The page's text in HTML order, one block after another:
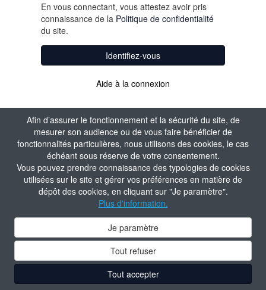
Afin d’assurer le fonctionnement et la sécurité du site, de
mesurer son audience ou de vous faire bénéficier de
fonctionnalités particulières, nous utilisons des cookies, le cas
échéant sous réserve de votre consentement.
Vous pouvez prendre connaissance des typologies de cookies
utilisées sur le site et gérer vos préférences en matière de
dépôt des cookies, en cliquant sur "Je paramètre".
Plus d'information.
Je paramètre
Tout refuser
Tout accepter
En vous connectant, vous attestez avoir pris
connaissance de la Politique de confidentialité
du site.
Identifiez-vous
Aide à la connexion